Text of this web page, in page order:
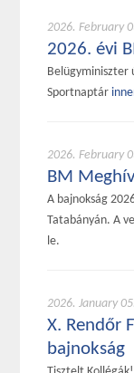
2026. February
2026. évi
Belügyminiszter
Sportnaptár
2026. February
BM
A bajnokság
Tatabányán. A
le.
2026. January 05.
X. Rendőr
bajnokság